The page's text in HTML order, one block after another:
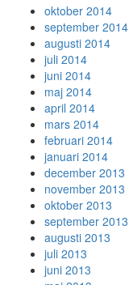
oktober 2014
september 2014
augusti 2014
juli 2014
juni 2014
maj 2014
april 2014
mars 2014
februari 2014
januari 2014
december 2013
november 2013
oktober 2013
september 2013
augusti 2013
juli 2013
juni 2013